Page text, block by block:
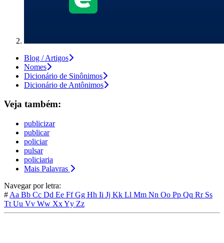
Blog / Artigos
Nomes
Dicionário de Sinônimos
Dicionário de Antônimos
Veja também:
publicizar
publicar
policiar
pulsar
policiaria
Mais Palavras
Navegar por letra:
# Aa Bb Cc Dd Ee FfGg Hh Ii Jj Kk Ll Mm Nn Oo Pp Qq Rr Ss
Tt Uu Vv Ww XxYy Zz